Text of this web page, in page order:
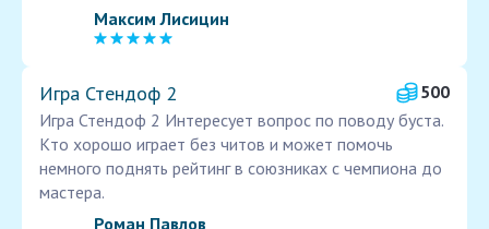
Максим Лисицин
Игра Стендоф 2
500
Игра Стендоф 2 Интересует вопрос по поводу буста.
Кто хорошо играет без читов и может помочь
немного поднять рейтинг в союзниках с чемпиона до
мастера.
Роман Павлов